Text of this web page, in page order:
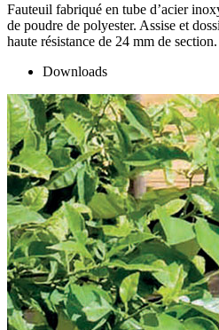
Fauteuil fabriqué en tube d’acier
de poudre de polyester. Assise et
haute résistance de 24 mm de
Downloads